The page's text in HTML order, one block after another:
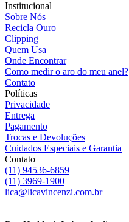
Institucional
Sobre Nós
Recicla Ouro
Clipping
Quem Usa
Onde Encontrar
Como medir o aro do meu anel?
Contato
Políticas
Privacidade
Entrega
Pagamento
Trocas e Devoluções
Cuidados Especiais e Garantia
Contato
(11) 94536-6859
(11) 3969-1900
lica@licavincenzi.com.br